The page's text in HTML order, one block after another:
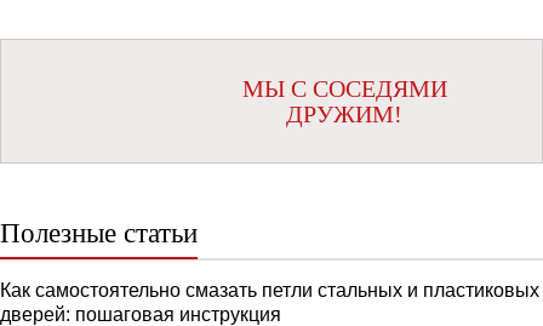
МЫ С СОСЕДЯМИ
ДРУЖИМ!
Полезные статьи
Как самостоятельно смазать петли стальных и пластиковых
дверей: пошаговая инструкция